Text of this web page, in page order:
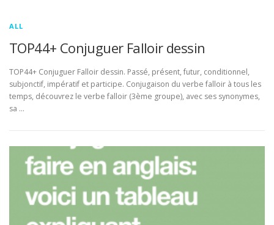
ALL
TOP44+ Conjuguer Falloir dessin
TOP44+ Conjuguer Falloir dessin. Passé, présent, futur, conditionnel,
subjonctif, impératif et participe. Conjugaison du verbe falloir à tous les
temps, découvrez le verbe falloir (3ème groupe), avec ses synonymes,
sa …